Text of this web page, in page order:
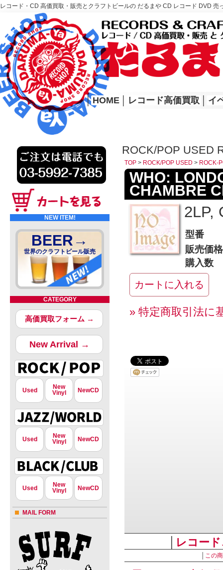
レコード・CD 高価買取・販売とクラフトビールの だるまや CD レコード DVD
レコード高価買取はこちら
HOME
│ HOME レコード高価買取 イ
NEW ITEM!
BEER→
世界のクラフトビール販売
CATEGORY
高価買取フォーム →
New Arrival →
Used
New
Vinyl
NewCD
Used
New
Vinyl
NewCD
Used
New
Vinyl
NewCD
MAIL FORM
ROCK/POP USED
TOP > ROCK/POP USED > ROCK-
WHO:
CHAMBRE
2LP,
型番
販売価格
購入数
» 特定商取引法に
レコー
この